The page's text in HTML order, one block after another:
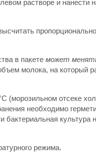
растворе и нанести
в пакете может
молока, на который
(морозильном отсеке
необходимо
культура
режима.